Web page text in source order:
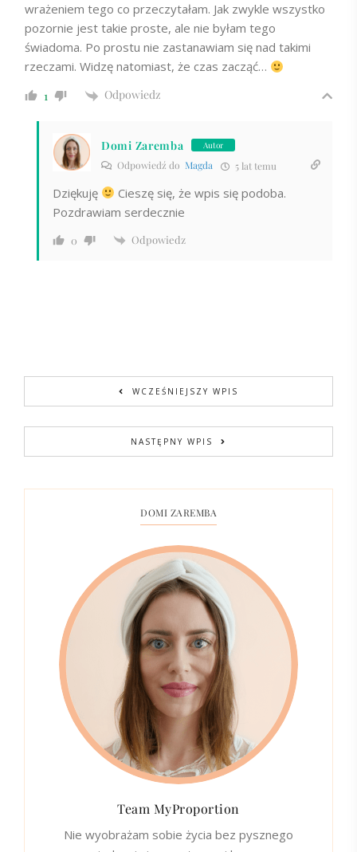
wrażeniem tego co przeczytałam. Jak zwykle wszystko
pozornie jest takie proste, ale nie byłam tego
świadoma. Po prostu nie zastanawiam się nad takimi
rzeczami. Widzę natomiast, że czas zacząć…
1 Odpowiedz
Domi Zaremba Autor
Odpowiedź do Magda 5 lat temu
Dziękuję
Cieszę się, że wpis się podoba.
Pozdrawiam serdecznie
0 Odpowiedz
WCZEŚNIEJSZY WPIS
NASTĘPNY WPIS
DOMI ZAREMBA
Team MyProportion
Nie wyobrażam sobie życia bez pysznego